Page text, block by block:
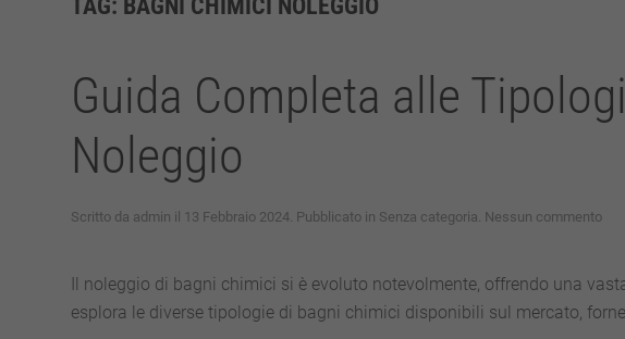
TAG: BAGNI CHIMICI NOLEGGIO
Guida Completa alle
Noleggio
Scritto da admin il 13 Febbraio 2024. Pubblicato in Senza categoria. Nessun commentosu
alle
e
Il noleggio di bagni chimici si è evoluto notevolmente, offrendo una
esplora le diverse tipologie di bagni chimici disponibili sul mercato,